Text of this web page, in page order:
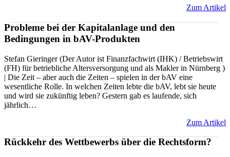
Zum Artikel
Probleme bei der Kapitalanlage und den
Bedingungen in bAV-Produkten
Stefan Gieringer (Der Autor ist Finanzfachwirt (IHK) / Betriebswirt
(FH) für betriebliche Altersversorgung und als Makler in Nürnberg )
| Die Zeit – aber auch die Zeiten – spielen in der bAV eine
wesentliche Rolle. In welchen Zeiten lebte die bAV, lebt sie heute
und wird sie zukünftig leben? Gestern gab es laufende, sich
jährlich…
Zum Artikel
Rückkehr des Wettbewerbs über die Rechtsform?